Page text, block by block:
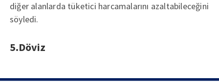
diğer alanlarda tüketici harcamalarını azaltabileceğini
söyledi.
5.Döviz